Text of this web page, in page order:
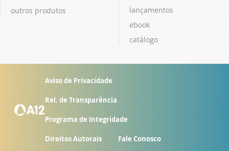
outros produtos
lançamentos
ebook
catálogo
Aviso de Privacidade
Rel. de Transparência
Programa de Integridade
Direitos Autorais Fale Conosco